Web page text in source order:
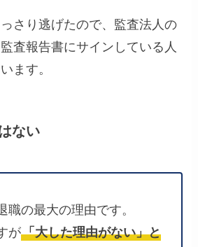
さり逃げたので、監査法人の
査報告書にサインしている人
ます。
ない
職の最大の理由です。
が「大した理由がない」と